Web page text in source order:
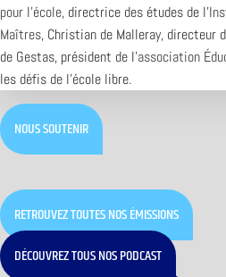
pour l’école, directrice des études de l’
Maîtres, Christian de Malleray, directeur
de Gestas, président de l’association
les défis de l’école libre.
NOUS SOUTENIR
RETROUVEZ TOUTES NOS ÉMISSIONS
DÉCOUVREZ TOUS NOS PODCAST